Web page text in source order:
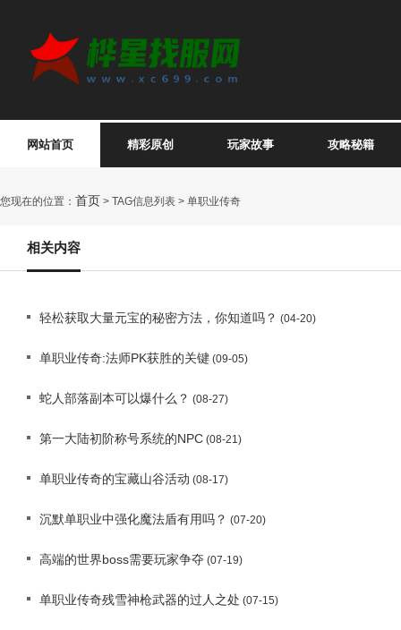
网站首页 精彩原创 玩家故事 攻略秘籍
您现在的位置： 首页 > TAG信息列表 > 单职业传奇
相关内容
轻松获取大量元宝的秘密方法，你知道吗？ (04-20)
单职业传奇:法师PK获胜的关键 (09-05)
蛇人部落副本可以爆什么？ (08-27)
第一大陆初阶称号系统的NPC (08-21)
单职业传奇的宝藏山谷活动 (08-17)
沉默单职业中强化魔法盾有用吗？ (07-20)
高端的世界boss需要玩家争夺 (07-19)
单职业传奇残雪神枪武器的过人之处 (07-15)